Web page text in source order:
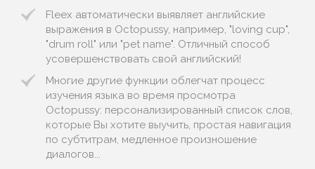
Fleex автоматически выявляет английские
выражения в Octopussy, например, "loving cup",
"drum roll" или "pet name". Отличный способ
усовершенствовать свой английский!
Многие другие функции облегчат процесс
изучения языка во время просмотра
Octopussy: персонализированный список слов,
которые Вы хотите выучить, простая навигация
по субтитрам, медленное произношение
диалогов...